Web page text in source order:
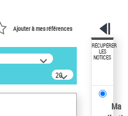
Ajouter à mes références
20
résultats/page
RÉCUPÉRER
LES
NOTICES
Ma